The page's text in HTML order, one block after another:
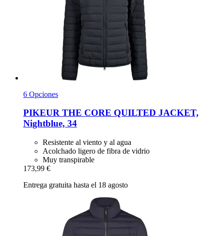
6 Opciones
PIKEUR THE CORE QUILTED JACKET,
Nightblue, 34
Resistente al viento y al agua
Acolchado ligero de fibra de vidrio
Muy transpirable
173,99 €
Entrega gratuita hasta el 18 agosto